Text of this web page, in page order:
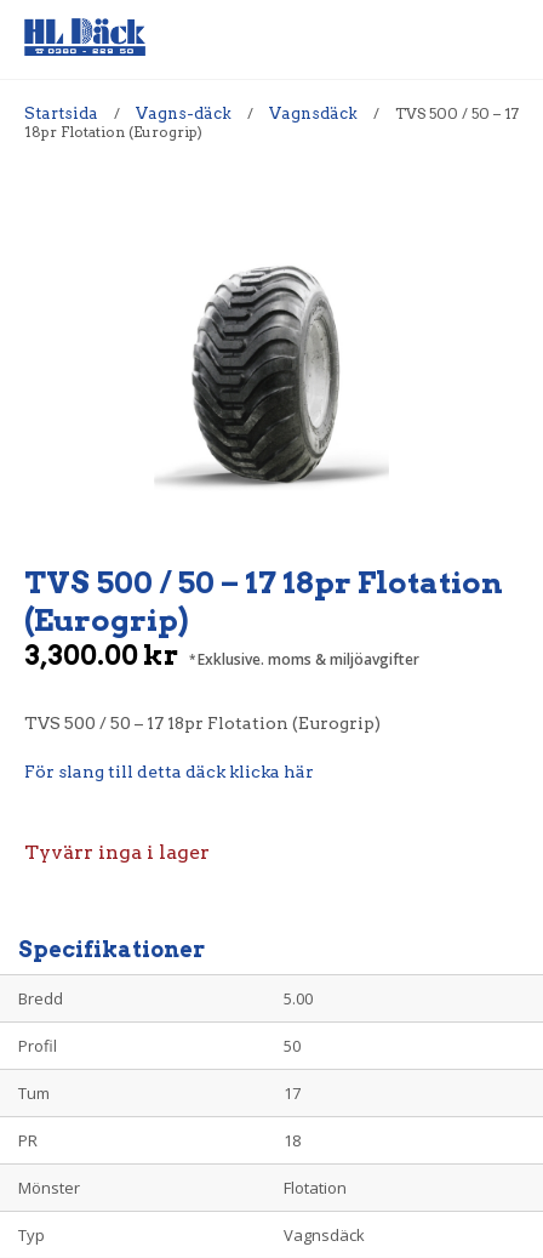
Startsida / Vagns-däck / Vagnsdäck /
TVS 500 / 50 – 17
18pr Flotation (Eurogrip)
TVS 500 / 50 – 17 18pr Flotation
(Eurogrip)
3,300.00kr Exklusive. moms & miljöavgifter
TVS 500 / 50 – 17 18pr Flotation (Eurogrip)
För slang till detta däck klicka här
Tyvärr inga i lager
Specifikationer
Bredd 5.00
Profil 50
Tum 17
PR 18
Mönster Flotation
Typ Vagnsdäck